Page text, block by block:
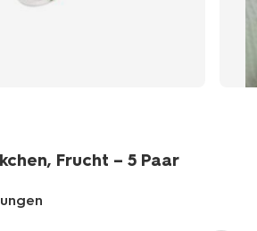
Frucht – 5 Paar